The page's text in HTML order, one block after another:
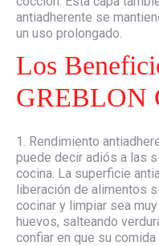
antiadherente se
un uso prolongado.
Los
GREBLON
1. Rendimiento
puede decir adiós a las
cocina. La superficie
liberación de alimentos
cocinar y limpiar sea
huevos, salteando
confiar en que su